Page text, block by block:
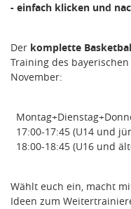
- einfach klicken und
Der komplette
Training des
November:
17:00-17:45 (U14 und
18:00-18:45 (U16 und
Wählt euch ein, macht
Ideen zum